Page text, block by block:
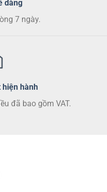
dàng
7 ngày.
hiện hành
đã bao gồm VAT.